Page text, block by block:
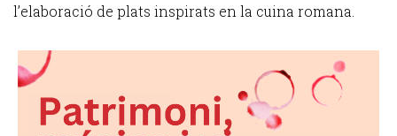
l’elaboració de plats inspirats en la cuina romana.